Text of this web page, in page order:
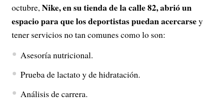
octubre,Nike, en su tienda de la calle 82, abrió un
espacio para que los deportistas puedan acercarsey
tener servicios no tan comunes como lo son:
Asesoría nutricional.
Prueba de lactato y de hidratación.
Análisis de carrera.